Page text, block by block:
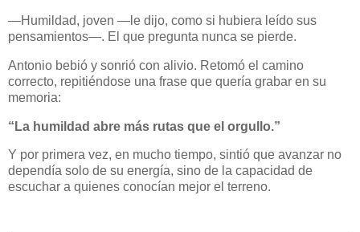
—Humildad, joven —le dijo, como si hubiera leído sus
pensamientos—. El que pregunta nunca se pierde.
Antonio bebió y sonrió con alivio. Retomó el camino
correcto, repitiéndose una frase que quería grabar en su
memoria:
“La humildad abre más rutas que el orgullo.”
Y por primera vez, en mucho tiempo, sintió que avanzar no
dependía solo de su energía, sino de la capacidad de
escuchar a quienes conocían mejor el terreno.